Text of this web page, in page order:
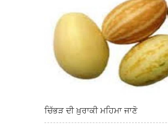
ਚਿੱਭੜ ਦੀ ਖ਼ੁਰਾਕੀ ਮਹਿਮਾ ਜਾਣੋ